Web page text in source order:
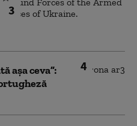
3
4
așa ceva”: